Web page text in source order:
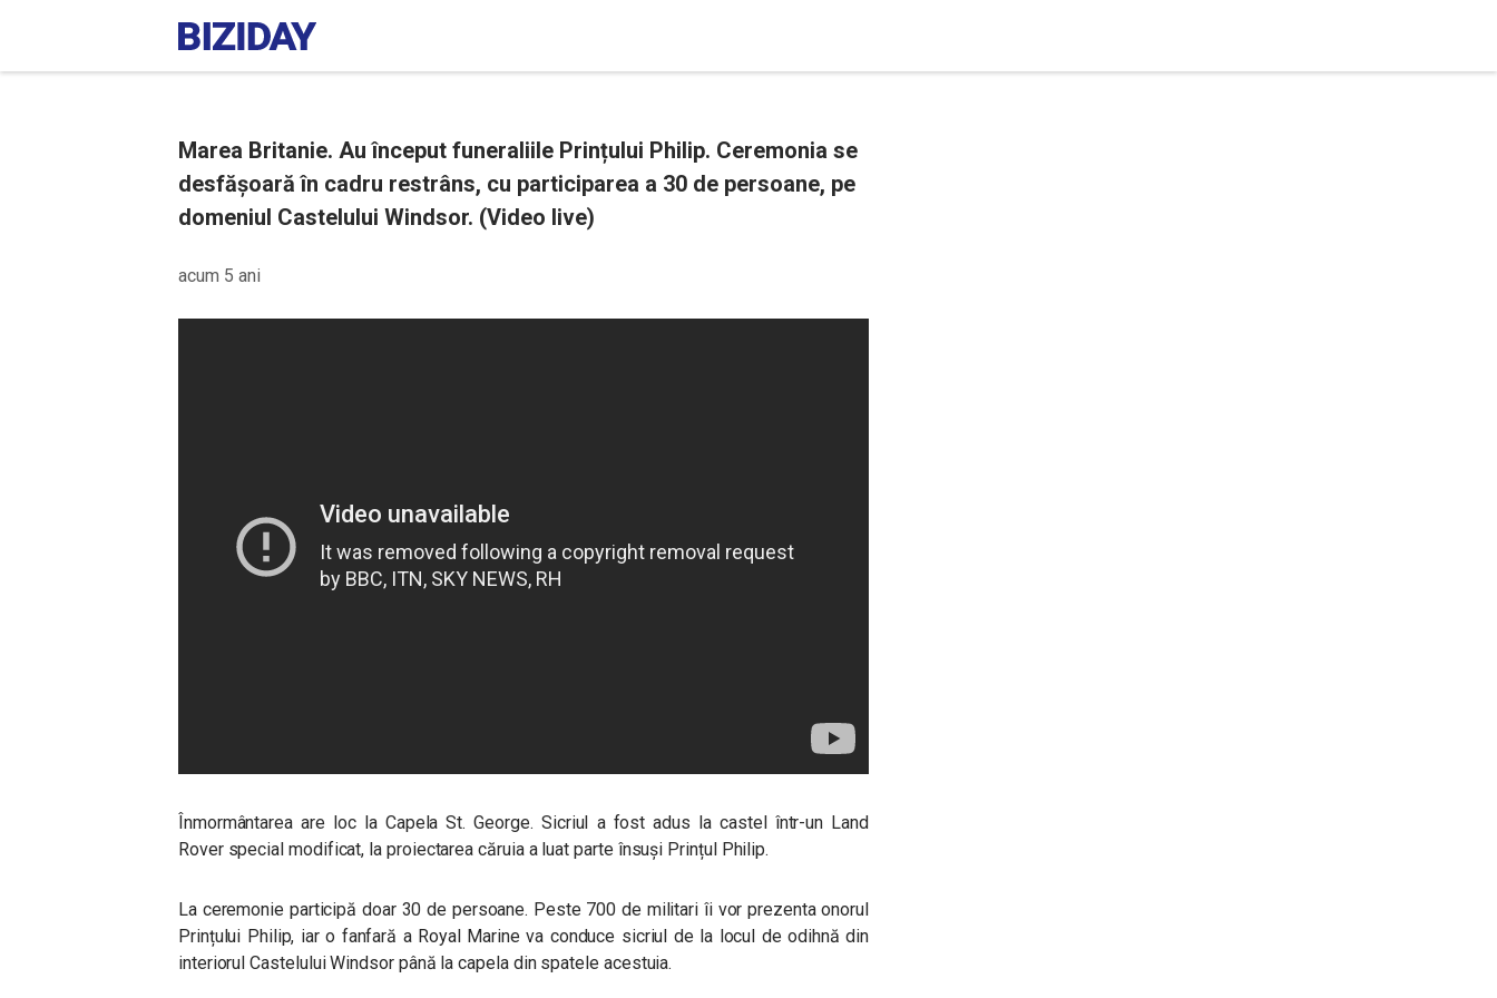
Marea Britanie. Au început funeraliile Prințului Philip. Ceremonia se
desfășoară în cadru restrâns, cu participarea a 30 de persoane, pe
domeniul Castelului Windsor. (Video live)
acum 5 ani
Înmormântarea are loc la Capela St. George. Sicriul a fost adus la castel într-un Land
Rover special modificat, la proiectarea căruia a luat parte însuși Prințul Philip.
La ceremonie participă doar 30 de persoane. Peste 700 de militari îi vor prezenta onorul
Prințului Philip, iar o fanfară a Royal Marine va conduce sicriul de la locul de odihnă din
interiorul Castelului Windsor până la capela din spatele acestuia.